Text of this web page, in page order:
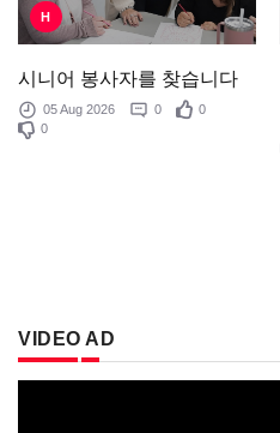
H
시니어 봉사자를 찾습니다
05 Aug 2026 0
0
0
VIDEO AD